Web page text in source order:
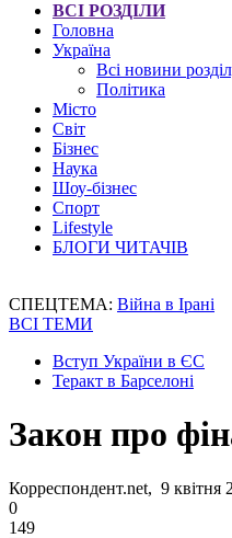
ВСІ РОЗДІЛИ
Головна
Україна
Всі новини
Політика
Місто
Світ
Бізнес
Наука
Шоу-бізнес
Спорт
Lifestyle
БЛОГИ ЧИТАЧІВ
СПЕЦТЕМА: Війна в Ірані
ВСІ ТЕМИ
Вступ України в ЄС
Теракт в Барселоні
Закон про
Корреспондент.net, 9 квітня
0
149